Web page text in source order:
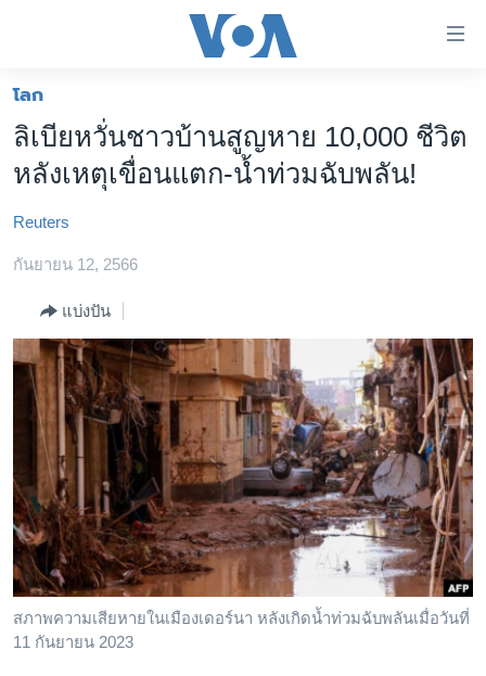
ต่อ
ข้าม
ไป
เนื้อหา
ข้าม
ไป
ข้าม
ไป
การ
ค้นหา
โลก
เอเชีย
สหรัฐฯ
ไทย
ธุรกิจ
วิทยาศาสตร์
สังคมและสุขภาพ
ไลฟ์สไตล์
ตรวจสอบข่าว
เรียนรู้ภาษาอังกฤษ
พอดคาสต์
ติดตามเรา
โลก
ลิเบียหวั่นชาวบ้านสูญหาย 10,000 ชีวิต
หลังเหตุเขื่อนแตก-น้ำท่วมฉับพลัน!
Reuters
กันยายน 12, 2566
แบ่งปัน
สภาพความเสียหายในเมืองเดอร์นา หลังเกิดน้ำท่วมฉับพลันเมื่อวันที่
11 กันยายน 2023